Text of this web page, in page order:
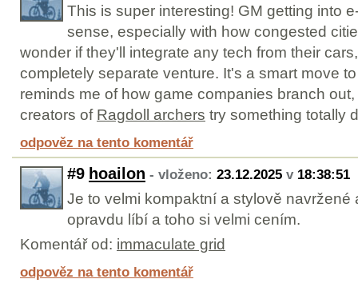
This is super interesting! GM getting into
sense, especially with how congested
wonder if they'll integrate any tech from their
completely separate venture. It's a smart move
reminds me of how game companies branch
creators of Ragdoll archers try something totally
odpověz na tento komentář
#9 hoailon - vloženo: 23.12.2025 v 18:38:51
Je to velmi kompaktní a stylově navržené
opravdu líbí a toho si velmi cením.
Komentář od: immaculate grid
odpověz na tento komentář